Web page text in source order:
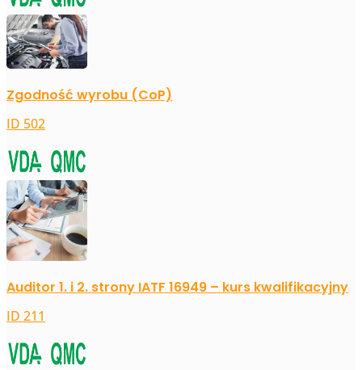
Zgodność wyrobu (CoP)
ID 502
Auditor 1. i 2. strony IATF 16949 – kurs kwalifikacyjny
ID 211